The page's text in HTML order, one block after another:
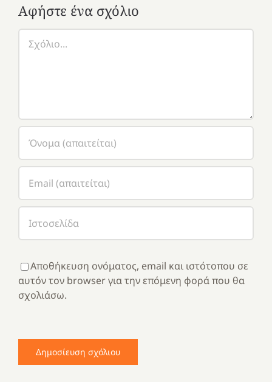
Αφήστε ένα σχόλιο
Αποθήκευση ονόματος, email και ιστότοπου σε
αυτόν τον browser για την επόμενη φορά που θα
σχολιάσω.